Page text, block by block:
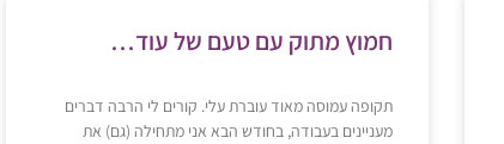
חמוץ מתוק עם טעם של עוד…
תקופה עמוסה מאוד עוברת עלי. קורים לי הרבה דברים
מעניינים בעבודה, בחודש הבא אני מתחילה (גם) את